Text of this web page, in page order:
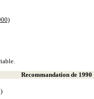
Recommandation de 1990